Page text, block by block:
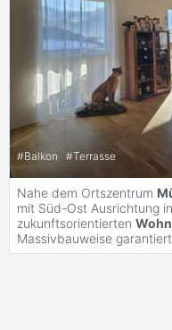
#Balkon #Terrasse
Nahe dem Ortszentrum
mit Süd-Ost Ausrichtung
zukunftsorientierten
Massivbauweise